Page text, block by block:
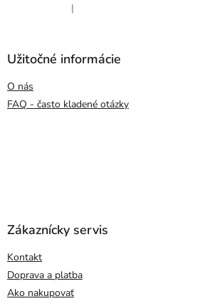
Hodnotenie produktu je 5 z 5
|
Užitočné informácie
O nás
FAQ - často kladené otázky
Zákaznícky servis
Kontakt
Doprava a platba
Ako nakupovať